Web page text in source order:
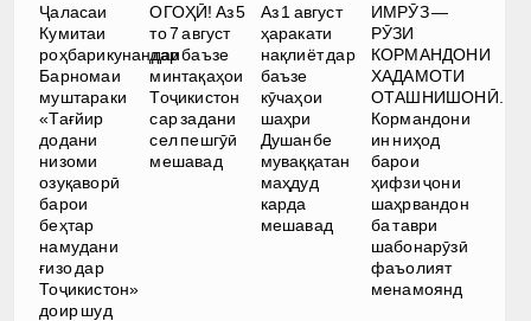
Ҷаласаи
Кумитаи
роҳбарикунандаи
Барномаи
муштараки
«Тағйир
додани
низоми
озуқаворӣ
барои
беҳтар
намудани
ғизо дар
Тоҷикистон»
доир шуд
ОГОҲӢ! Аз 5
то 7 август
дар баъзе
минтақаҳои
Тоҷикистон
сар задани
сел пешгӯӣ
мешавад
Аз 1 август
ҳаракати
нақлиёт дар
баъзе
кӯчаҳои
шаҳри
Душанбе
муваққатан
маҳдуд
карда
мешавад
ИМРӮЗ —
РӮЗИ
КОРМАНДОНИ
ХАДАМОТИ
ОТАШНИШОНӢ.
Кормандони
ин ниҳод
барои
ҳифзи ҷони
шаҳрвандон
ба таври
шабонарӯзӣ
фаъолият
менамоянд